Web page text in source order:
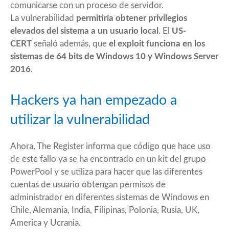
comunicarse con un proceso de servidor.
La vulnerabilidad permitiría obtener privilegios
elevados del sistema a un usuario local . El US-
CERT señaló además, que el exploit funciona en los
sistemas de 64 bits de Windows 10 y Windows Server
2016.
Hackers ya han empezado a
utilizar la vulnerabilidad
Ahora, The Register informa que código que hace uso
de este fallo ya se ha encontrado en un kit del grupo
PowerPool y se utiliza para hacer que las diferentes
cuentas de usuario obtengan permisos de
administrador en diferentes sistemas de Windows en
Chile, Alemania, India, Filipinas, Polonia, Rusia, UK,
America y Ucrania.